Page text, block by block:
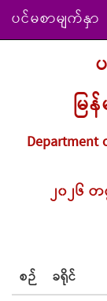
ပင်မစာမျက်နှာ
မြ
Department
၂၀၂၆ တ
စဉ် ခရိုင်